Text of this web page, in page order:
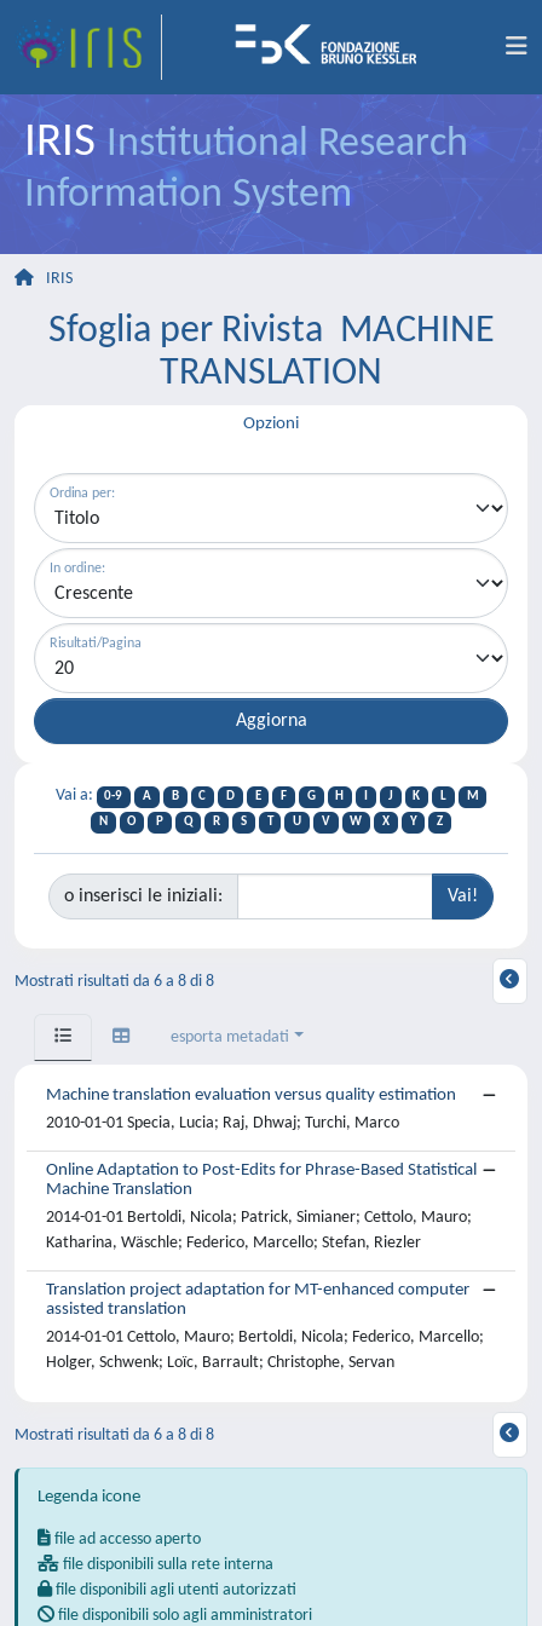
IRIS Institutional Research
Information System
IRIS
Sfoglia per Rivista MACHINE
TRANSLATION
Opzioni
Ordina per:
In ordine:
Risultati/Pagina
Vai a: 0-9 A B C D E F G H J K L
M
N
O P Q R S T U V W X Y Z
o inserisci le iniziali:
Mostrati risultati da 6 a 8 di 8
esporta metadati
Machine translation evaluation versus quality estimation
2010-01-01 Specia, Lucia; Raj, Dhwaj; Turchi, Marco
Online Adaptation to Post-Edits for Phrase-Based Statistical
Machine Translation
2014-01-01 Bertoldi, Nicola; Patrick, Simianer; Cettolo, Mauro;
Katharina, Wäschle; Federico, Marcello; Stefan, Riezler
Translation project adaptation for MT-enhanced computer
assisted translation
2014-01-01 Cettolo, Mauro; Bertoldi, Nicola; Federico, Marcello;
Holger, Schwenk; Loïc, Barrault; Christophe, Servan
Mostrati risultati da 6 a 8 di 8
Legenda icone
file ad accesso aperto
file disponibili sulla rete interna
file disponibili agli utenti autorizzati
file disponibili solo agli amministratori